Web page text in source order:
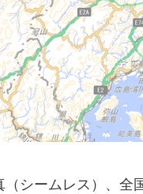
（シームレス）、全